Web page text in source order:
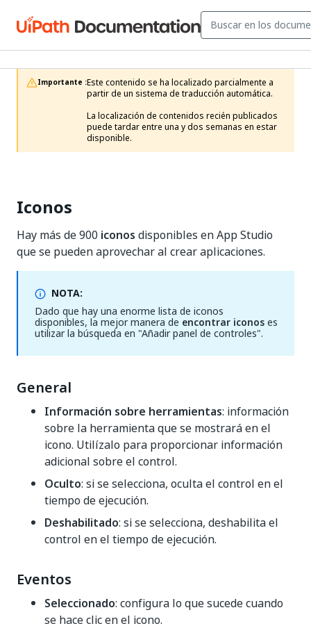
Importante :Este contenido se ha localizado parcialmente a
partir de un sistema de traducción automática.
La localización de contenidos recién publicados
puede tardar entre una y dos semanas en estar
disponible.
Iconos
Hay más de 900 iconos disponibles en App Studio
que se pueden aprovechar al crear aplicaciones.
NOTA:
Dado que hay una enorme lista de iconos
disponibles, la mejor manera de encontrar iconoses
utilizar la búsqueda en "Añadir panel de controles".
General
Información sobre herramientas: información
sobre la herramienta que se mostrará en el
icono. Utilízalo para proporcionar información
adicional sobre el control.
Oculto: si se selecciona, oculta el control en el
tiempo de ejecución.
Deshabilitado: si se selecciona, deshabilita el
control en el tiempo de ejecución.
Eventos
Seleccionado: configura lo que sucede cuando
se hace clic en el icono.